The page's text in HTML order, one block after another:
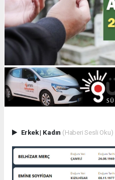
Erkek| Kadın (Haberi Sesli Oku)